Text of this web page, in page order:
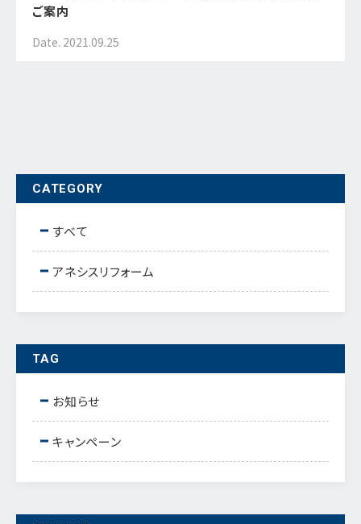
ご案内
Date. 2021.09.25
CATEGORY
すべて
アネシスリフォーム
TAG
お知らせ
キャンペーン